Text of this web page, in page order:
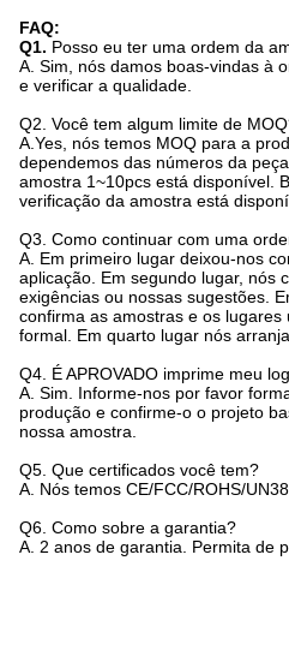
FAQ:
Q1. Posso eu ter uma ordem da
A. Sim, nós damos boas-vindas à
e verificar a qualidade.
Q2. Você tem algum limite de
A.Yes, nós temos MOQ para a
dependemos das números da
amostra 1~10pcs está disponível.
verificação da amostra está
Q3. Como continuar com uma
A. Em primeiro lugar deixou-nos
aplicação. Em segundo lugar, nós
exigências ou nossas sugestões.
confirma as amostras e os
formal. Em quarto lugar nós
Q4. É APROVADO imprime meu
A. Sim. Informe-nos por favor
produção e confirme-o o projeto
nossa amostra.
Q5. Que certificados você tem?
A. Nós temos CE/FCC/ROHS/
Q6. Como sobre a garantia?
A. 2 anos de garantia. Permita de